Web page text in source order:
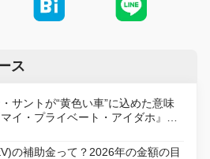
ス
サントが“黄色い車”に込めた意味
イ・プライベート・アイダホ』が
マスター版で復活
の補助金って？2026年の金額の目